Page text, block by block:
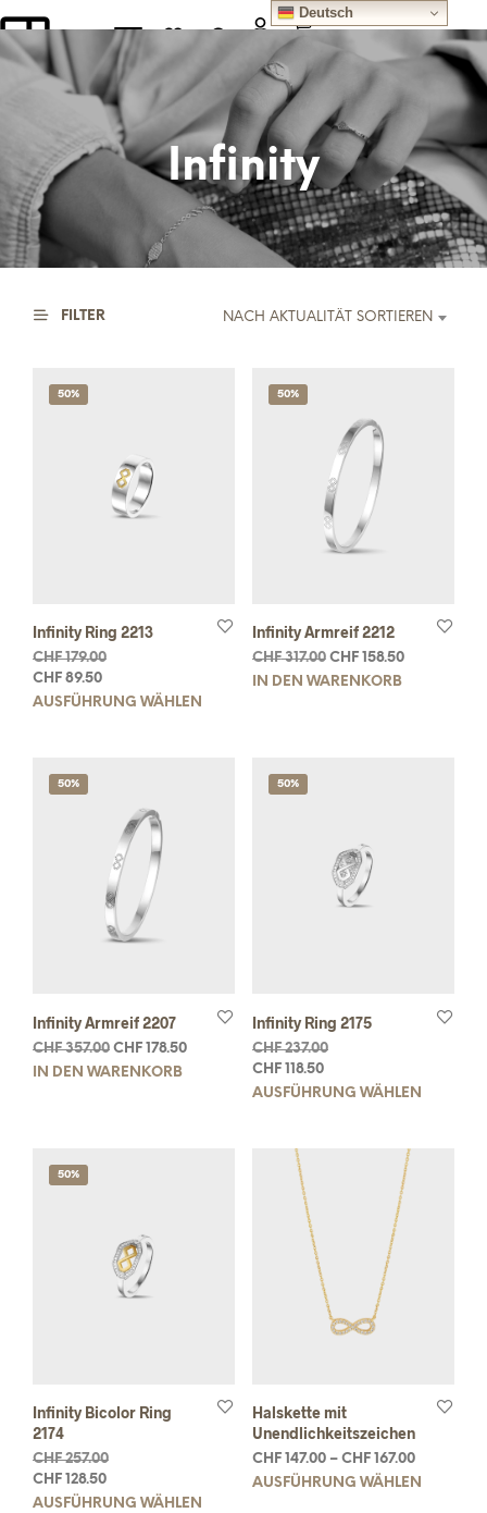
0
Infinity
FILTER NACH AKTUALITÄT SORTIEREN
50%
Infinity Ring 2213
CHF179.00
CHF 89.50
AUSFÜHRUNG WÄHLEN
50%
Infinity Armreif 2212
CHF317.00 CHF158.50
IN DEN WARENKORB
50%
Infinity Armreif 2207
CHF357.00 CHF 178.50
IN DEN WARENKORB
50%
Infinity Ring 2175
CHF237.00
CHF118.50
AUSFÜHRUNG WÄHLEN
50%
Infinity Bicolor Ring
2174
CHF257.00
CHF 128.50
AUSFÜHRUNG WÄHLEN
Halskette mit
Unendlichkeitszeichen
CHF147.00 – CHF167.00
AUSFÜHRUNG WÄHLEN
Deutsch